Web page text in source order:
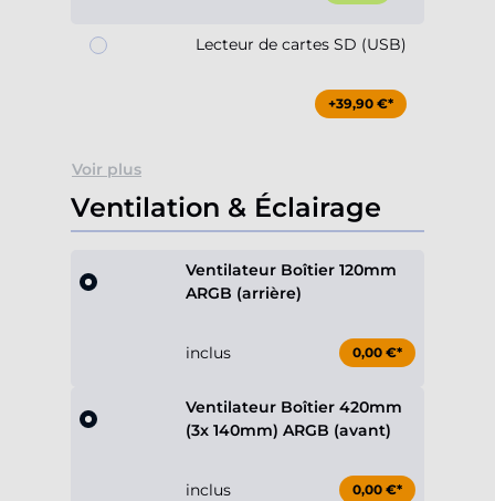
Lecteur de cartes SD (USB)
+39,90 €*
Voir plus
Ventilation & Éclairage
Ventilateur Boîtier 120mm
ARGB (arrière)
inclus 0,00 €*
Ventilateur Boîtier 420mm
(3x 140mm) ARGB (avant)
inclus 0,00 €*